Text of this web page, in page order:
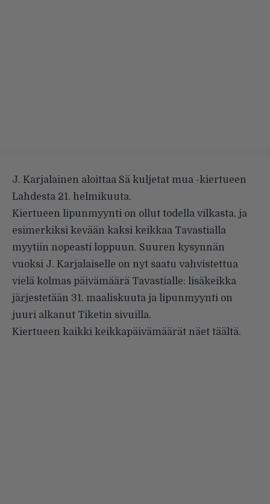
J. Karjalainen aloittaa Sä kuljetat mua -kiertueen
Lahdesta 21. helmikuuta.
Kiertueen lipunmyynti on ollut todella vilkasta, ja
esimerkiksi kevään kaksi keikkaa Tavastialla
myytiin nopeasti loppuun. Suuren kysynnän
vuoksi J. Karjalaiselle on nyt saatu vahvistettua
vielä kolmas päivämäärä Tavastialle: lisäkeikka
järjestetään 31. maaliskuuta ja lipunmyynti on
juuri alkanut Tiketin sivuilla.
Kiertueen kaikki keikkapäivämäärät näet täältä.